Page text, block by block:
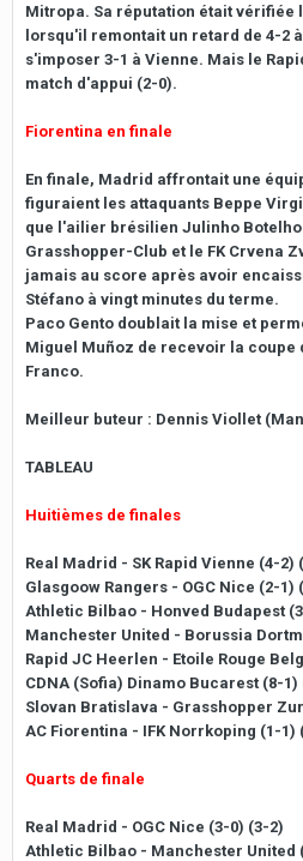
Mitropa. Sa réputation était vérifiée
lorsqu'il remontait un retard de 4-2
s'imposer 3-1 à Vienne. Mais le
match d'appui (2-0).
Fiorentina en finale
En finale, Madrid affrontait une
figuraient les attaquants Beppe
que l'ailier brésilien Julinho
Grasshopper-Club et le FK Crvena
jamais au score après avoir
Stéfano à vingt minutes du terme.
Paco Gento doublait la mise et
Miguel Muñoz de recevoir la coupe
Franco.
Meilleur buteur : Dennis Viollet
TABLEAU
Huitièmes de finales
Real Madrid - SK Rapid Vienne (4-2)
Glasgoow Rangers - OGC Nice (2-1)
Athletic Bilbao - Honved Budapest
Manchester United - Borussia
Rapid JC Heerlen - Etoile Rouge
CDNA (Sofia) Dinamo Bucarest (8-1)
Slovan Bratislava - Grasshopper
AC Fiorentina - IFK Norrkoping (1-1)
Quarts de finale
Real Madrid - OGC Nice (3-0) (3-2)
Athletic Bilbao - Manchester United